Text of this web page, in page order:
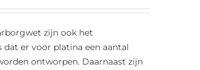
zijn ook het
er voor platina een aantal
ontworpen. Daarnaast zijn